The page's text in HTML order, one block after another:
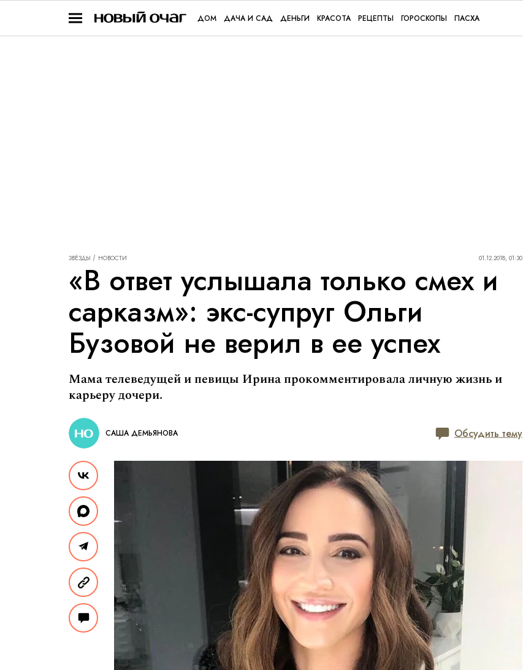
ДОМ ДАЧА И САД ДЕНЬГИ КРАСОТА РЕЦЕПТЫ ГОРОСКОПЫ ПАСХА
ЗВЁЗДЫ НОВОСТИ 01.12.2018, 01:30
«В ответ услышала только смех и
сарказм»: экс-супруг Ольги
Бузовой не верил в ее успех
Мама телеведущей и певицы Ирина прокомментировала личную жизнь и
карьеру дочери.
САША ДЕМЬЯНОВА Обсудить тему